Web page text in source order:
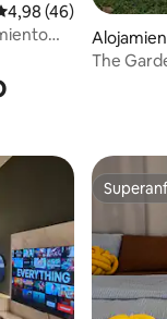
promedio:
4,98 (46)
The